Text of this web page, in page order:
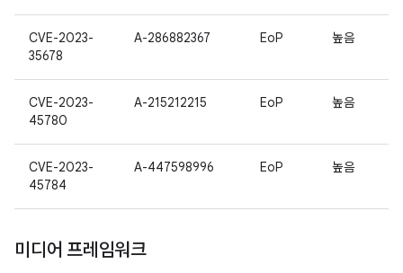
CVE-2023-
35678
A-286882367 EoP 높음
CVE-2023-
45780
A-215212215 EoP 높음
CVE-2023-
45784
A-447598996 EoP 높음
미디어 프레임워크